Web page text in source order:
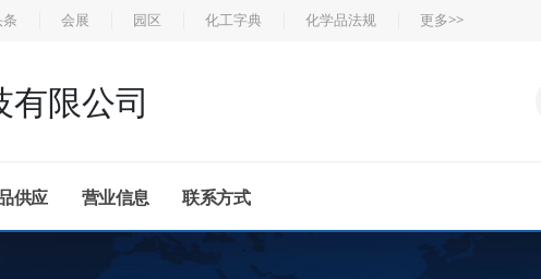
条 会展 园区 化工字典 化学品法规 更多>>
限公司
供应 营业信息 联系方式